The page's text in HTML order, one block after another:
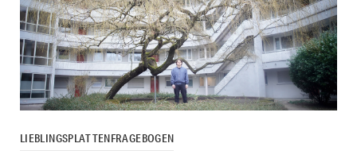
LIEBLINGSPLATTENFRAGEBOGEN